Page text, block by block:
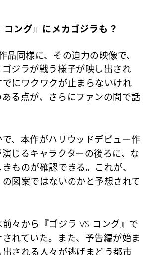
コング』にメカゴジラも？
品同様に、その迫力の映像で、
ジラが戦う様子が映し出され
にワクワクが止まらないけれ
る点が、さらにファンの間で話
、本作がハリウッドデビュー作
じるキャラクターの後ろに、な
ものが確認できる。これが、
の図案ではないのかと予想されて
々から『ゴジラ VS コング』で
れていた。また、予告編が始ま
出される人々が逃げまどう都市